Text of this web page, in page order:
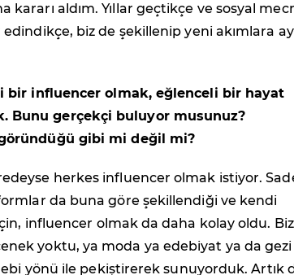
kararı aldım. Yıllar geçtikçe ve sosyal
edindikçe, biz de şekillenip yeni akımlara
bir influencer olmak, eğlenceli bir hayat
Bunu gerçekçi buluyor musunuz?
gibi mi değil mi?
herkes influencer olmak istiyor.
da buna göre şekillendiği ve kendi
influencer olmak da daha kolay oldu.
yoktu, ya moda ya edebiyat ya da gezi
yönü ile pekiştirerek sunuyorduk. Artık